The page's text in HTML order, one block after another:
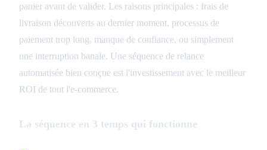
panier avant de valider. Les raisons principales : frais de
livraison découverts au dernier moment, processus de
paiement trop long, manque de confiance, ou simplement
une interruption banale. Une séquence de relance
automatisée bien conçue est l'investissement avec le meilleur
ROI de tout l'e-commerce.
La séquence en 3 temps qui fonctionne